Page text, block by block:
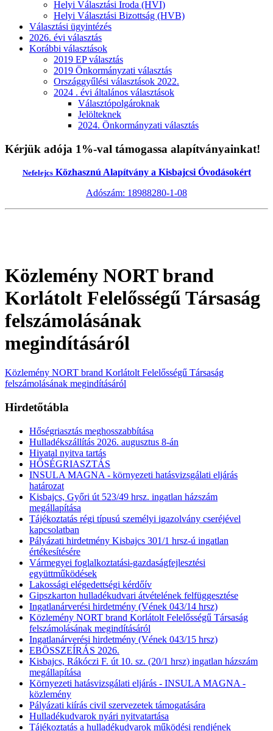
Helyi Választási Iroda (HVI)
Helyi Választási Bizottság (HVB)
Választási ügyintézés
2026. évi választás
Korábbi választások
2019 EP választás
2019 Önkormányzati választás
Országgyűlési választások 2022.
2024 . évi általános választások
Választópolgároknak
Jelölteknek
2024. Önkormányzati választás
Kérjük adója 1%-val támogassa alapítványainkat!
NefelejcsKözhasznú Alapítvány a Kisbajcsi Óvodásokért
Adószám: 18988280-1-08
Közlemény NORT brand
Korlátolt Felelősségű Társaság
felszámolásának
megindításáról
Közlemény NORT brand Korlátolt Felelősségű Társaság
felszámolásának megindításáról
Hirdetőtábla
Hőségriasztás meghosszabbítása
Hulladékszállítás 2026. augusztus 8-án
Hivatal nyitva tartás
HŐSÉGRIASZTÁS
INSULA MAGNA - környezeti hatásvizsgálati eljárás
határozat
Kisbajcs, Győri út 523/49 hrsz. ingatlan házszám
megállapítása
Tájékoztatás régi típusú személyi igazolvány cseréjével
kapcsolatban
Pályázati hirdetmény Kisbajcs 301/1 hrsz-ú ingatlan
értékesítésére
Vármegyei foglalkoztatási-gazdaságfejlesztési
együttműködések
Lakossági elégedettségi kérdőív
Gipszkarton hulladékudvari átvételének felfüggesztése
Ingatlanárverési hirdetmény (Vének 043/14 hrsz)
Közlemény NORT brand Korlátolt Felelősségű Társaság
felszámolásának megindításáról
Ingatlanárverési hirdetmény (Vének 043/15 hrsz)
EBÖSSZEÍRÁS 2026.
Kisbajcs, Rákóczi F. út 10. sz. (20/1 hrsz) ingatlan házszám
megállapítása
Környezeti hatásvizsgálati eljárás - INSULA MAGNA -
közlemény
Pályázati kiírás civil szervezetek támogatására
Hulladékudvarok nyári nyitvatartása
Tájékoztatás a hulladékudvarok működési rendjének